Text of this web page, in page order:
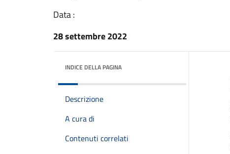
Data :
28 settembre 2022
INDICE DELLA PAGINA
Descrizione
A cura di
Contenuti correlati